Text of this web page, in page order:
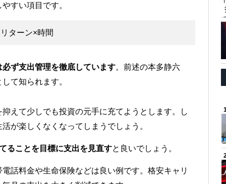
すい項目です。
ターン×時間
ず支出管理を徹底しています。前述の本多静六
て知られます。
えて少しでも投資の元手に充てようとします。し
が楽しくなくなってしまうでしょう。
ることを目標に支出を見直すと良いでしょう。
話料金や生命保険などは良い例です。格安キャリ